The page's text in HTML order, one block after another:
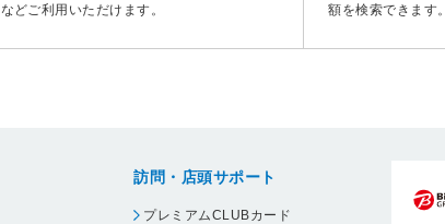
などご利用いただけます。
額を検索できます。
訪問・店頭サポート
プレミアムCLUBカード